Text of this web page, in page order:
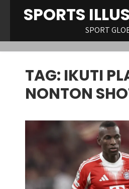
SPORTS
SPORT
TAG: IKUTI
NONTON